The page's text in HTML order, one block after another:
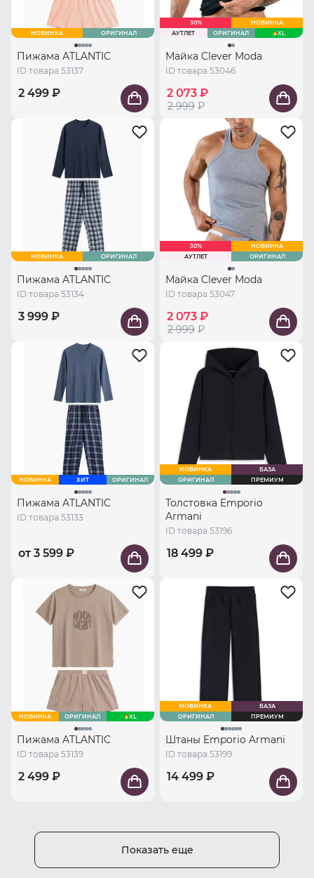
НОВИНКА ОРИГИНАЛ
Пижама ATLANTIC
ID товара 53137
2 499 ₽
30%
НОВИНКА
АУТЛЕТ
ОРИГИНАЛ XL
Майка Clever Moda
ID товара 53046
2 073 ₽
2 999 ₽
НОВИНКА ОРИГИНАЛ
Пижама ATLANTIC
ID товара 53134
3 999 ₽
30%
НОВИНКА
АУТЛЕТ
ОРИГИНАЛ
Майка Clever Moda
ID товара 53047
2 073 ₽
2 999 ₽
НОВИНКА ХИТ ОРИГИНАЛ
Пижама ATLANTIC
ID товара 53133
от 3 599 ₽
НОВИНКА
БАЗА
ОРИГИНАЛ
ПРЕМИУМ
Толстовка Emporio
Armani
ID товара 53196
18 499 ₽
НОВИНКА ОРИГИНАЛ XL
Пижама ATLANTIC
ID товара 53139
2 499 ₽
НОВИНКА
БАЗА
ОРИГИНАЛ
ПРЕМИУМ
Штаны Emporio Armani
ID товара 53199
14 499 ₽
Показать еще